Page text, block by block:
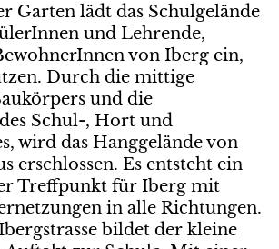
Garten lädt das Schulgelände
und Lehrende,
von Iberg ein,
Durch die mittige
und die
Schul-, Hort und
wird das Hanggelände von
erschlossen. Es entsteht ein
Treffpunkt für Iberg mit
in alle Richtungen.
bildet der kleine